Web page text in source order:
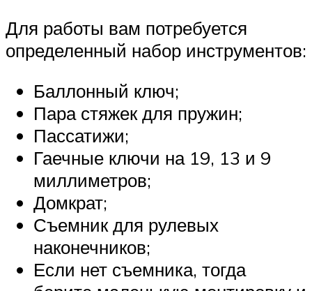
Для работы вам потребуется
определенный набор инструментов:
Баллонный ключ;
Пара стяжек для пружин;
Пассатижи;
Гаечные ключи на 19, 13 и 9
миллиметров;
Домкрат;
Съемник для рулевых
наконечников;
Если нет съемника, тогда